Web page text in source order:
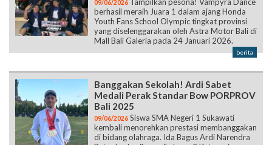
09/06/2026
berhasil meraih Juara 1 dalam ajang Honda
Youth Fans School Olympic tingkat provinsi
yang diselenggarakan oleh Astra Motor Bali di
Mall Bali Galeria pada 24 Januari 2026.
berita
Banggakan Sekolah! Ardi Sabet
Medali Perak Standar Bow PORPROV
Bali 2025
09/06/2026 Siswa SMA Negeri 1 Sukawati
kembali menorehkan prestasi membanggakan
di bidang olahraga. Ida Bagus Ardi Narendra